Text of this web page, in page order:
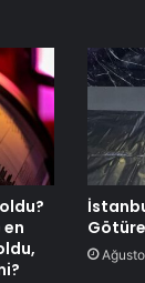
en